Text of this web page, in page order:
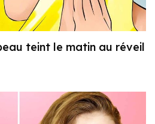
teint le matin au réveil